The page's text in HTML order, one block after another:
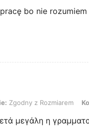
bo nie rozumiem
z Rozmiarem, Kolor:
Zgodny z Rozmiarem
μεγάλη η